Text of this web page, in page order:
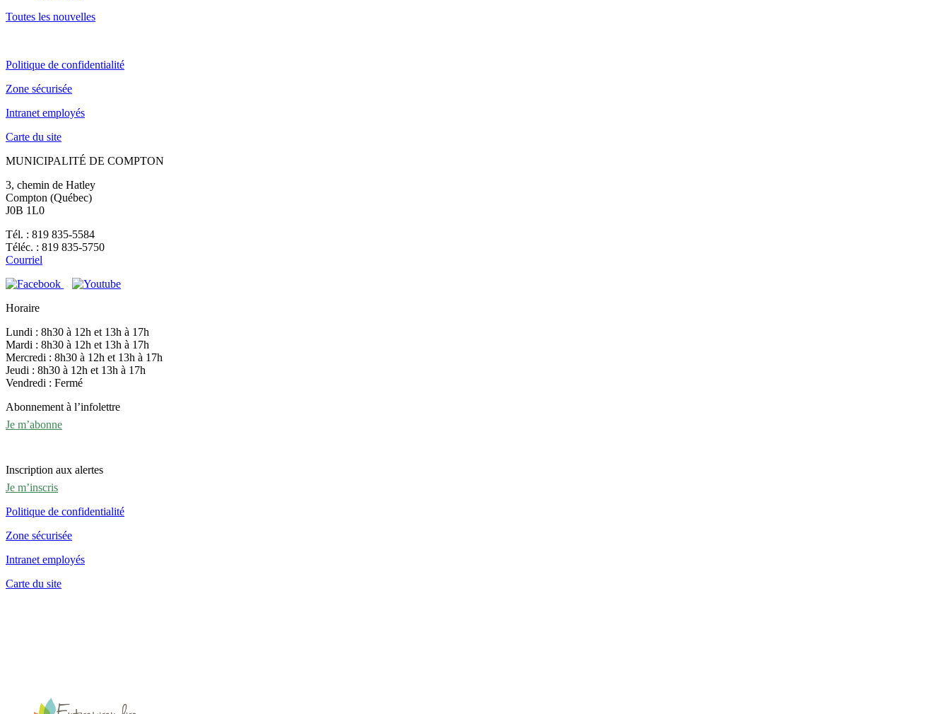
Toutes les nouvelles
Politique de confidentialité
Zone sécurisée
Intranet employés
Carte du site
MUNICIPALITÉ DE COMPTON
3, chemin de Hatley
Compton (Québec)
J0B 1L0
Tél. : 819 835-5584
Téléc. : 819 835-5750
Courriel
Horaire
Lundi : 8h30 à 12h et 13h à 17h
Mardi : 8h30 à 12h et 13h à 17h
Mercredi : 8h30 à 12h et 13h à 17h
Jeudi : 8h30 à 12h et 13h à 17h
Vendredi : Fermé
Abonnement à l’infolettre
Je m’abonne
Inscription aux alertes
Je m’inscris
Politique de confidentialité
Zone sécurisée
Intranet employés
Carte du site